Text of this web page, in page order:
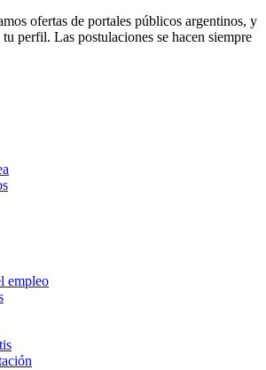
ofertas de portales públicos argentinos, y
perfil. Las postulaciones se hacen siempre
empleo